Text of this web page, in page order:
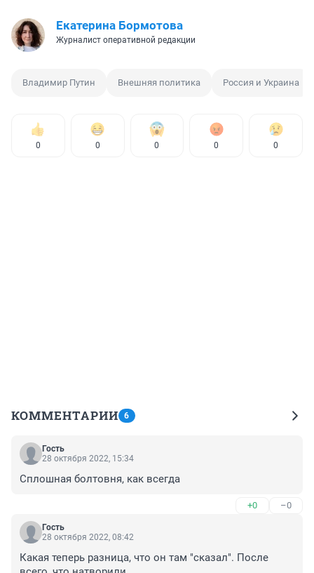
Екатерина Бормотова
Журналист оперативной редакции
Владимир Путин Внешняя политика Россия и Украина
0 0 0 0 0
КОММЕНТАРИИ 6
Гость
28 октября 2022, 15:34
Сплошная болтовня, как всегда
+0 –0
Гость
28 октября 2022, 08:42
Какая теперь разница, что он там "сказал". После